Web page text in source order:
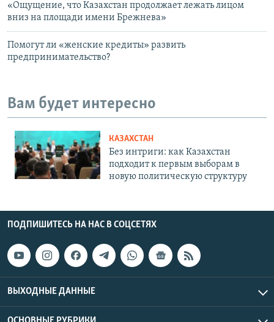
«Ощущение, что Казахстан продолжает лежать лицом
вниз на площади имени Брежнева»
Помогут ли «женские кредиты» развить
предпринимательство?
Вам будет интересно
КАЗАХСТАН
Без интриги: как Казахстан
подходит к первым выборам в
новую политическую структуру
ПОДПИШИТЕСЬ НА НАС В СОЦСЕТЯХ
ВЫХОДНЫЕ ДАННЫЕ